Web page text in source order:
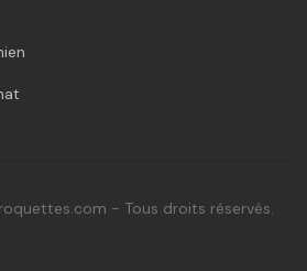
- Tous droits réservés.